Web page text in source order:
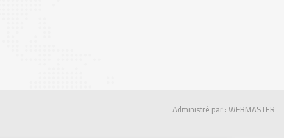
Administré par : WEBMASTER